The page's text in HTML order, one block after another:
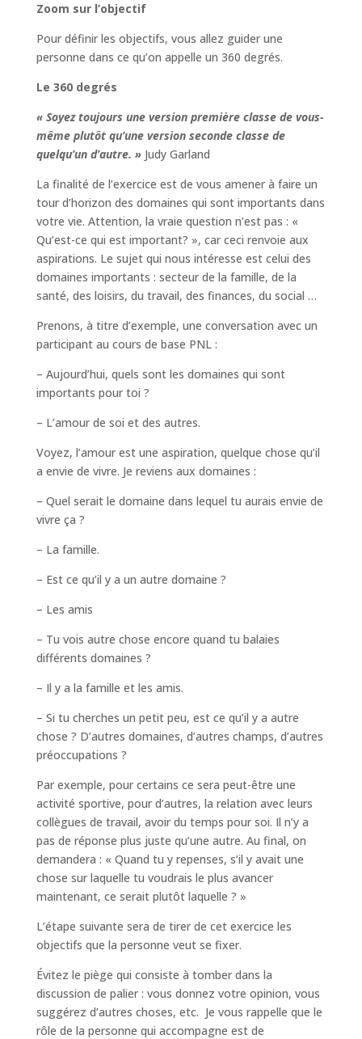
Zoom sur l’objectif
Pour définir les objectifs, vous allez guider une
personne dans ce qu’on appelle un 360 degrés.
Le 360 degrés
« Soyez toujours une version première classe de vous-
même plutôt qu’une version seconde classe de
quelqu’un d’autre. »Judy Garland
La finalité de l’exercice est de vous amener à faire un
tour d’horizon des domaines qui sont importants dans
votre vie. Attention, la vraie question n’est pas : «
Qu’est-ce qui est important? », car ceci renvoie aux
aspirations. Le sujet qui nous intéresse est celui des
domaines importants : secteur de la famille, de la
santé, des loisirs, du travail, des finances, du social …
Prenons, à titre d’exemple, une conversation avec un
participant au cours de base PNL :
– Aujourd’hui, quels sont les domaines qui sont
importants pour toi ?
– L’amour de soi et des autres.
Voyez, l’amour est une aspiration, quelque chose qu’il
a envie de vivre. Je reviens aux domaines :
– Quel serait le domaine dans lequel tu aurais envie de
vivre ça ?
– La famille.
– Est ce qu’il y a un autre domaine ?
– Les amis
– Tu vois autre chose encore quand tu balaies
différents domaines ?
– Il y a la famille et les amis.
– Si tu cherches un petit peu, est ce qu’il y a autre
chose ? D’autres domaines, d’autres champs, d’autres
préoccupations ?
Par exemple, pour certains ce sera peut-être une
activité sportive, pour d’autres, la relation avec leurs
collègues de travail, avoir du temps pour soi. Il n’y a
pas de réponse plus juste qu’une autre. Au final, on
demandera : « Quand tu y repenses, s’il y avait une
chose sur laquelle tu voudrais le plus avancer
maintenant, ce serait plutôt laquelle ? »
L’étape suivante sera de tirer de cet exercice les
objectifs que la personne veut se fixer.
Évitez le piège qui consiste à tomber dans la
discussion de palier : vous donnez votre opinion, vous
suggérez d’autres choses, etc. Je vous rappelle que le
rôle de la personne qui accompagne est de